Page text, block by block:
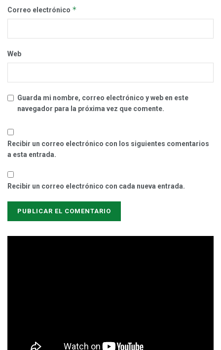
Correo electrónico *
Web
Guarda mi nombre, correo electrónico y web en este
navegador para la próxima vez que comente.
Recibir un correo electrónico con los siguientes comentarios
a esta entrada.
Recibir un correo electrónico con cada nueva entrada.